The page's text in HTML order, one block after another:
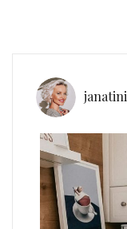
janatini